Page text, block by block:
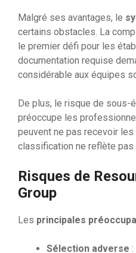
Malgré ses avantages, le
certains obstacles. La
le premier défi pour les
documentation requise
considérable aux équipes
De plus, le risque de sous-
préoccupe les
peuvent ne pas recevoir
classification ne reflète pas
Risques de
Group
Les principales
Sélection adverse